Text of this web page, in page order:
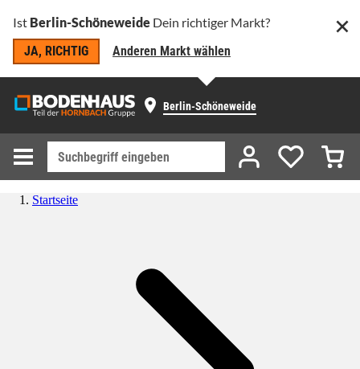
Ist Berlin-Schöneweide Dein richtiger Markt?
JA, RICHTIG
Anderen Markt wählen
Berlin-Schöneweide
Startseite